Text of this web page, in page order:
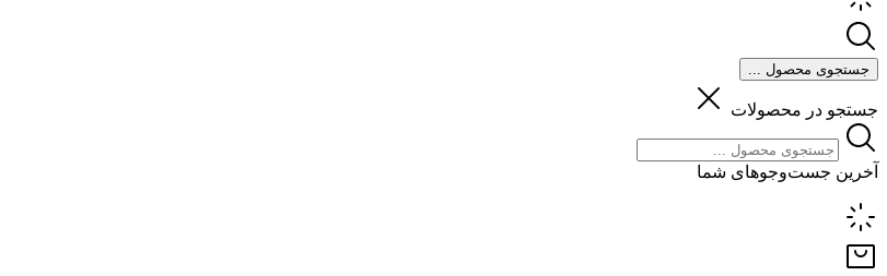
جستجوی محصول ...
جستجو در محصولات
آخرین جست‌وجوهای شما